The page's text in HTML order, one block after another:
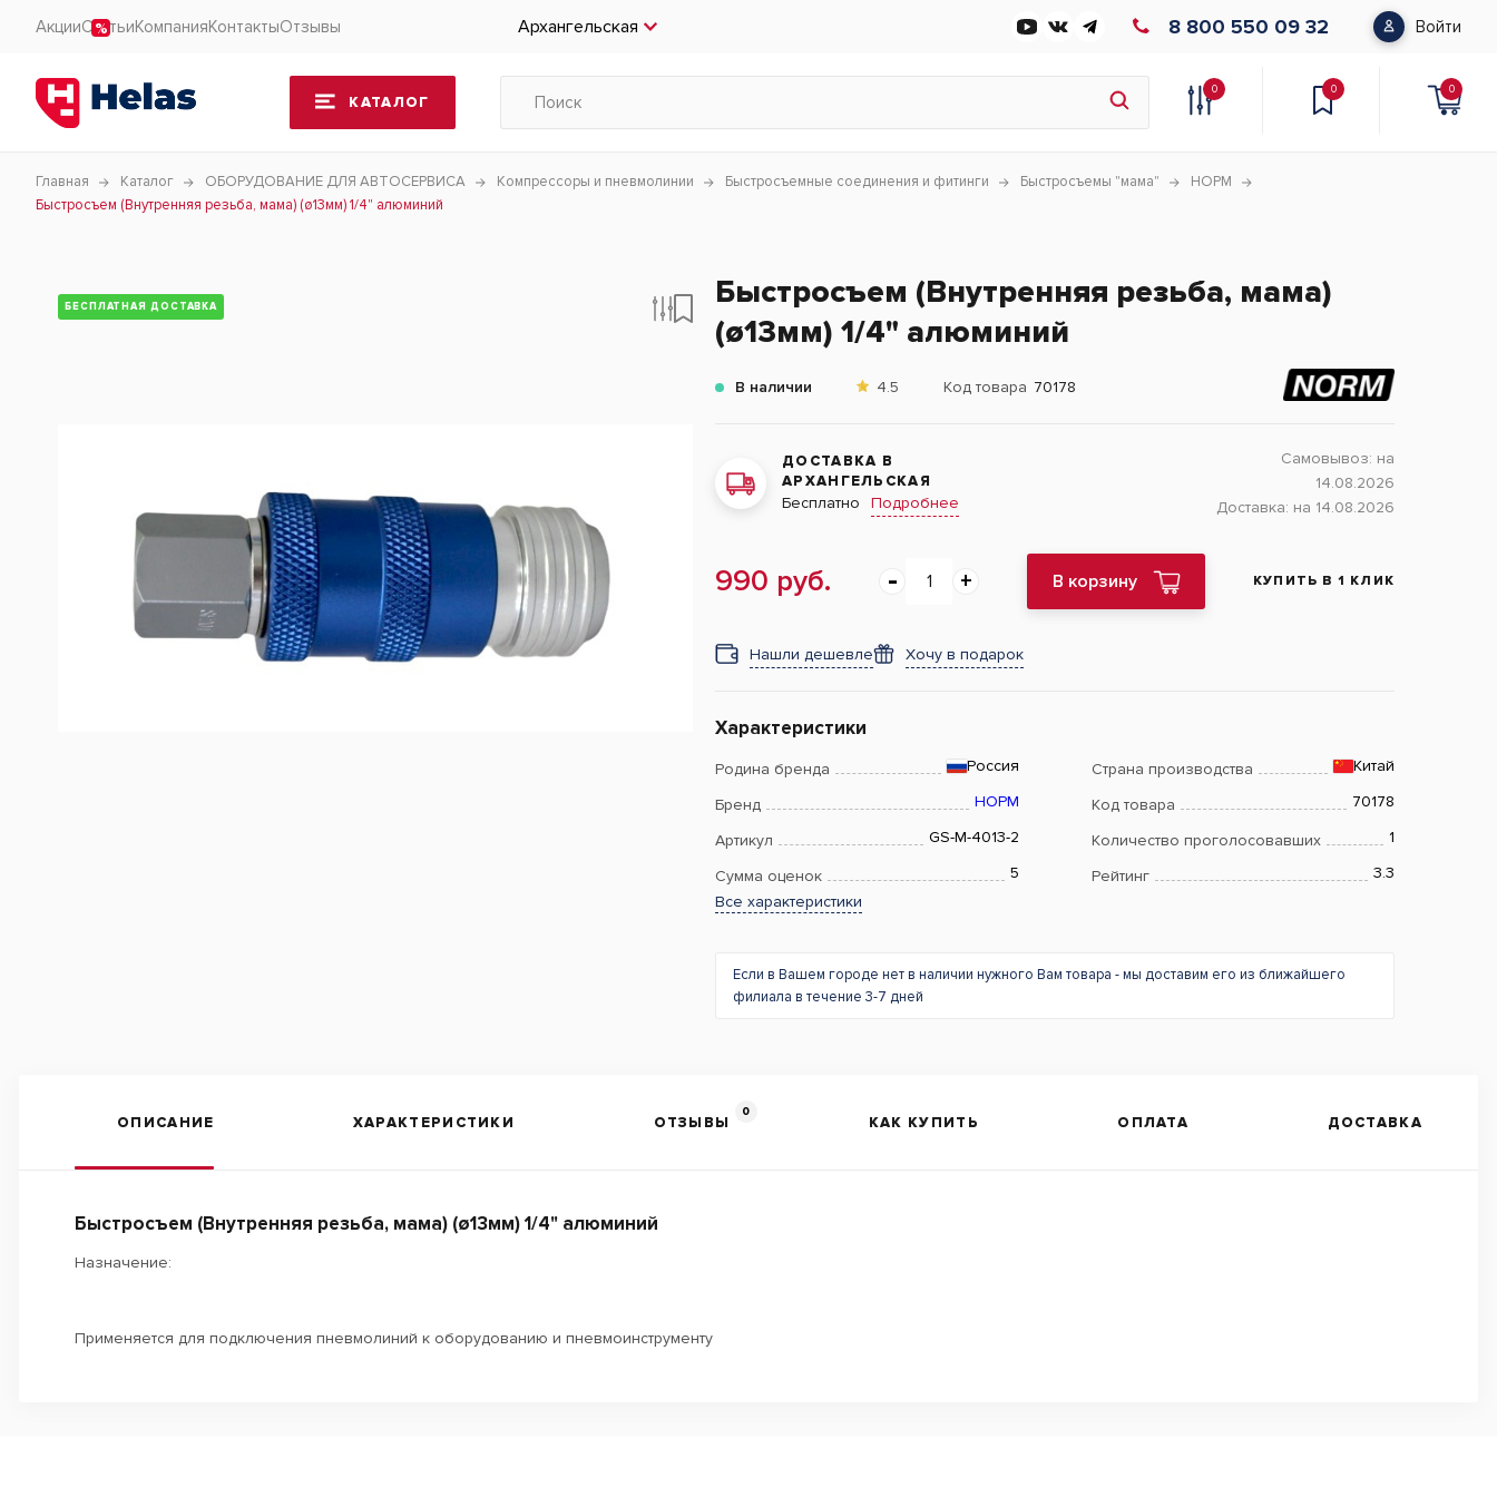
АкцииСтатьиКомпанияКонтактыОтзывы Архангельская 8 800 550 09 32 Войти
КАТАЛОГ
0 0 0
Главная Каталог ОБОРУДОВАНИЕ ДЛЯ АВТОСЕРВИСА Компрессоры и пневмолинии Быстросъемные соединения и фитинги Быстросъемы "мама"
НОРМ
Быстросъем (Внутренняя резьба, мама) (ø13мм) 1/4" алюминий
БЕСПЛАТНАЯ ДОСТАВКА
Быстросъем (Внутренняя резьба, мама)
(ø13мм) 1/4" алюминий
В наличии 4.5 Код товара 70178
ДОСТАВКА В
АРХАНГЕЛЬСКАЯ
Бесплатно Подробнее
Самовывоз: на
14.08.2026
Доставка: на 14.08.2026
990 руб. В корзину КУПИТЬ В 1 КЛИК
Нашли дешевле Хочу в подарок
Характеристики
Родина бренда Россия Страна производства Китай
Бренд НОРМ Код товара 70178
Артикул GS-M-4013-2 Количество проголосовавших 1
Сумма оценок 5 Рейтинг
3.3
Все характеристики
Если в Вашем городе нет в наличии нужного Вам товара - мы доставим его из ближайшего
филиала в течение 3-7 дней
ОПИСАНИЕ ХАРАКТЕРИСТИКИ ОТЗЫВЫ
0
КАК КУПИТЬ ОПЛАТА ДОСТАВКА
Быстросъем (Внутренняя резьба, мама) (ø13мм) 1/4" алюминий
Назначение:
Применяется для подключения пневмолиний к оборудованию и пневмоинструменту